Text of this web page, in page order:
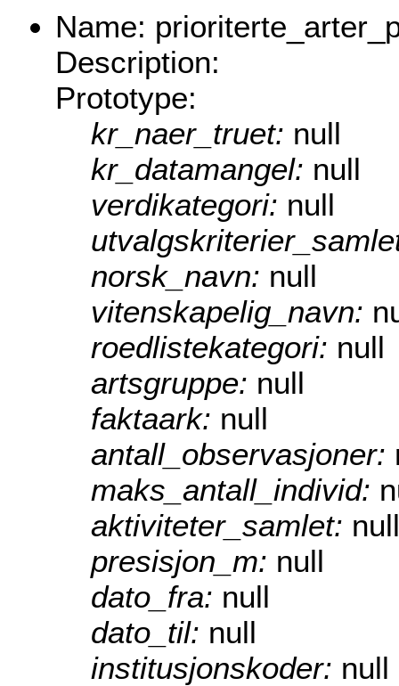
Name:
Description:
Prototype:
kr_naer_truet: null
kr_datamangel: null
verdikategori: null
norsk_navn: null
vitenskapelig_navn:
roedlistekategori: null
artsgruppe: null
faktaark: null
antall_observasjoner:
maks_antall_individ:
aktiviteter_samlet: null
presisjon_m: null
dato_fra: null
dato_til: null
institusjonskoder: null